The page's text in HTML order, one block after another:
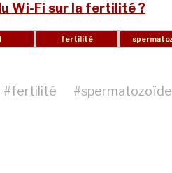
Wi-Fi sur la fertilité ?
#fertilité #spermatozoïde